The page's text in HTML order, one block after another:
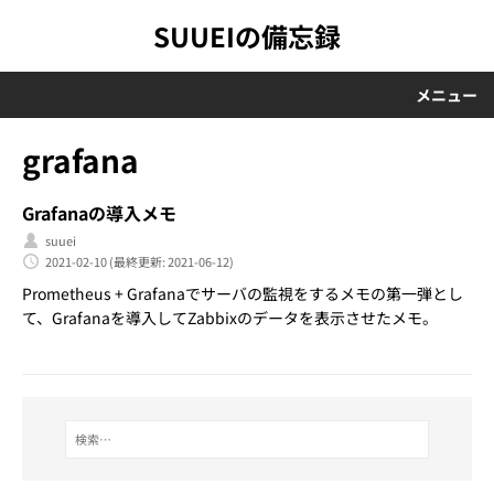
SUUEIの備忘録
メニュー
grafana
Grafanaの導入メモ
suuei
2021-02-10(最終更新: 2021-06-12)
Prometheus + Grafanaでサーバの監視をするメモの第一弾とし
て、Grafanaを導入してZabbixのデータを表示させたメモ。